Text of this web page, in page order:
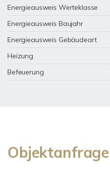
Energieausweis Werteklasse
Energieausweis Baujahr
Energieausweis Gebäudeart
Heizung
Befeuerung
Objektanfrage